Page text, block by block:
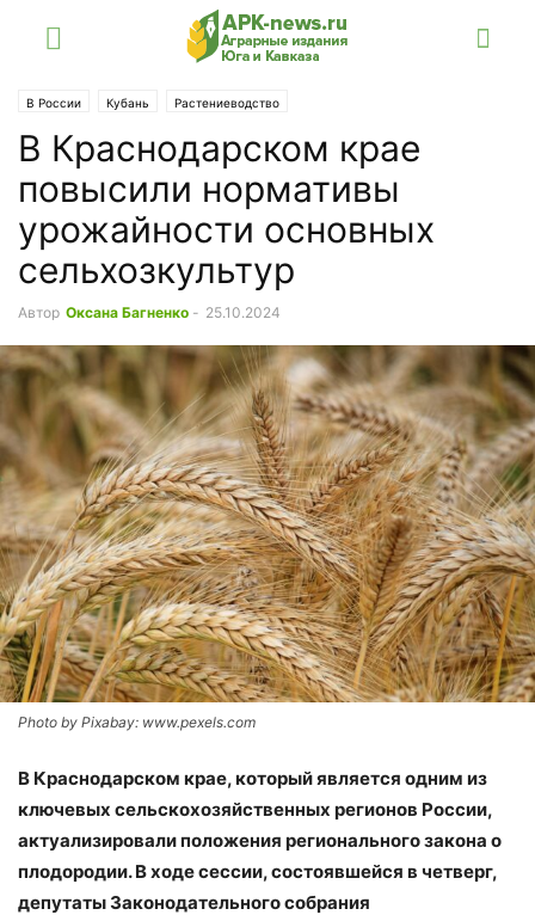
В России Кубань Растениеводство
В Краснодарском крае
повысили нормативы
урожайности основных
сельхозкультур
Автор Оксана Багненко - 25.10.2024
Photo by Pixabay: www.pexels.com
В Краснодарском крае, который является одним из
ключевых сельскохозяйственных регионов России,
актуализировали положения регионального закона о
плодородии. В ходе сессии, состоявшейся в четверг,
депутаты Законодательного собрания